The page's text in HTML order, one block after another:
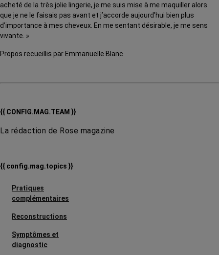
acheté de la très jolie lingerie, je me suis mise à me maquiller alors
que je ne le faisais pas avant et j’accorde aujourd’hui bien plus
d’importance à mes cheveux. En me sentant désirable, je me sens
vivante. »
Propos recueillis par Emmanuelle Blanc
{{ CONFIG.MAG.TEAM }}
La rédaction de Rose magazine
{{ config.mag.topics }}
Pratiques
complémentaires
Reconstructions
Symptômes et
diagnostic